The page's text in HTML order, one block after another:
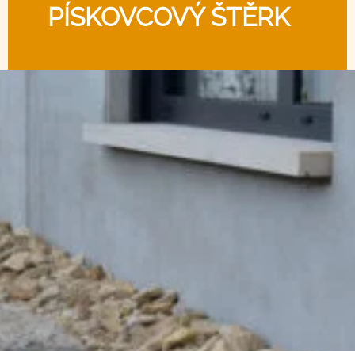
PÍSKOVCOVÝ ŠTĚRK